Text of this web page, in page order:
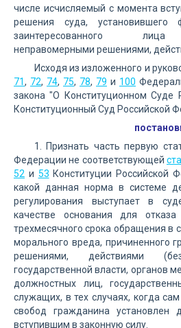
числе исчисляемый с момента
решения суда, установившего
заинтересованного лица
неправомерными решениями,
Исходя из изложенного и
71, 72, 74, 75, 78, 79 и 100
закона "О Конституционном Суде
Конституционный Суд Российской
1. Признать часть первую
Федерации не соответствующей
52 и 53 Конституции Российской
какой данная норма в системе
регулирования выступает в
качестве основания для
трехмесячного срока обращения в
морального вреда, причиненного
решениями, действиями
государственной власти, органов
должностных лиц,
служащих, в тех случаях, когда
свобод гражданина установлен
вступившим в законную силу.